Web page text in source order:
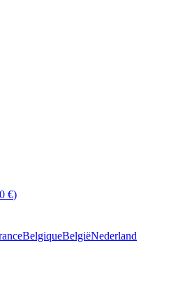
€)
BelgiqueBelgiëNederland